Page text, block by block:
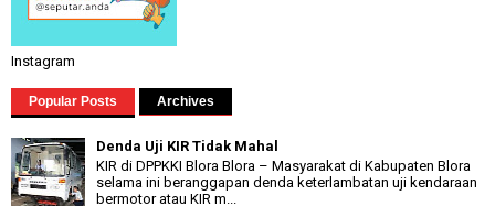
Instagram
Popular Posts Archives
Denda Uji KIR Tidak Mahal
KIR di DPPKKI Blora Blora – Masyarakat di Kabupaten Blora
selama ini beranggapan denda keterlambatan uji kendaraan
bermotor atau KIR m...